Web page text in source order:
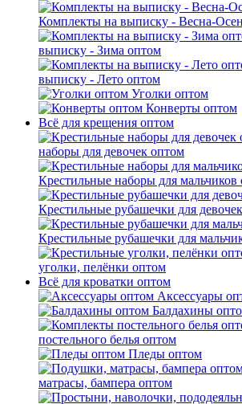
Комплекты на выписку - Весна-
выписку - Зима оптом
выписку - Лето оптом
Уголки оптом
Конверты оптом
Всё для крещения оптом
наборы для девочек оптом
Крестильные наборы для мальчиков
Крестильные рубашечки для
Крестильные рубашечки для
уголки, пелёнки оптом
Всё для кроватки оптом
Аксессуары
Балдахины
постельного белья оптом
Пледы оптом
матрасы, бампера оптом